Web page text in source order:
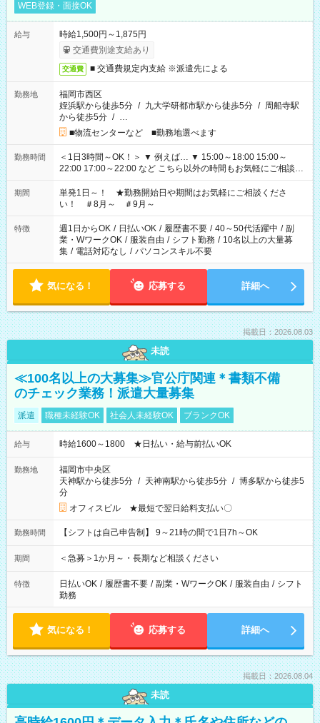
WEB登録・面接OK
給与
時給1,500円～1,875円
交通費別途支給あり
交通費 ■ 交通費規定内支給 ※派遣先による
勤務地
福岡市西区
姪浜駅から徒歩5分 / 九大学研都市駅から徒歩5分 / 周船寺駅
から徒歩5分 / …
■物流センターなど ■勤務地選べます
勤務時間
＜1日3時間～OK！＞ ▼ 例えば… ▼ 15:00～18:00 15:00～
22:00 17:00～22:00 など こちら以外の時間もお気軽にご相談く
ださい！
期間
単発1日～！ ★勤務開始日や期間はお気軽にご相談くださ
い！ ＃8月～ ＃9月～
特徴 週1日からOK / 日払いOK / 履歴書不要 / 40～50代活躍中 / 副
業・WワークOK / 服装自由 / シフト勤務 / 10名以上の大量募
集 / 電話対応なし / パソコンスキル不要
気になる！ 応募する 詳細へ
掲載日：2026.08.03
未読
≪100名以上の大募集≫官公庁関連＊書類不備
のチェック業務！派遣大量募集
派遣 職種未経験OK 社会人未経験OK ブランクOK
給与 時給1600～1800 ★日払い・給与前払いOK
勤務地
福岡市中央区
天神駅から徒歩5分 / 天神南駅から徒歩5分 / 博多駅から徒歩5
分
オフィスビル ★最短で翌日給料支払い〇
勤務時間 【シフトは自己申告制】 9～21時の間で1日7h～OK
期間 ＜急募＞1か月～・長期など相談ください
特徴 日払いOK / 履歴書不要 / 副業・WワークOK / 服装自由 / シフト
勤務
気になる！ 応募する 詳細へ
掲載日：2026.08.04
未読